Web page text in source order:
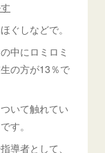
ぐしなどで。
中にロミロミ
の方が13％で
いて触れてい
す。
導者として、